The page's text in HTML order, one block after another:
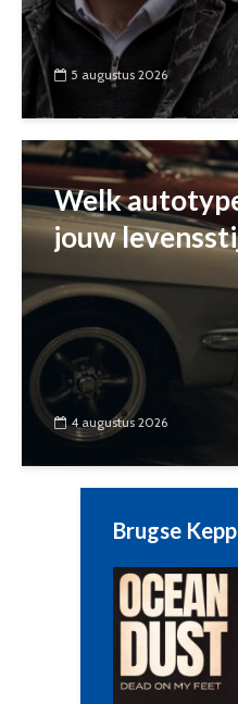
5 augustus 2026
Welk
jouw
4 augustus 2026
Brugse